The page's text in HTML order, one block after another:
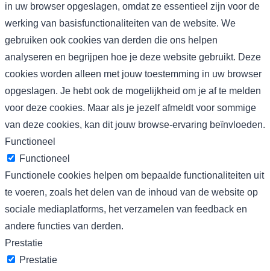
in uw browser opgeslagen, omdat ze essentieel zijn voor de
werking van basisfunctionaliteiten van de website. We
gebruiken ook cookies van derden die ons helpen
analyseren en begrijpen hoe je deze website gebruikt. Deze
cookies worden alleen met jouw toestemming in uw browser
opgeslagen. Je hebt ook de mogelijkheid om je af te melden
voor deze cookies. Maar als je jezelf afmeldt voor sommige
van deze cookies, kan dit jouw browse-ervaring beïnvloeden.
Functioneel
Functioneel
Functionele cookies helpen om bepaalde functionaliteiten uit
te voeren, zoals het delen van de inhoud van de website op
sociale mediaplatforms, het verzamelen van feedback en
andere functies van derden.
Prestatie
Prestatie